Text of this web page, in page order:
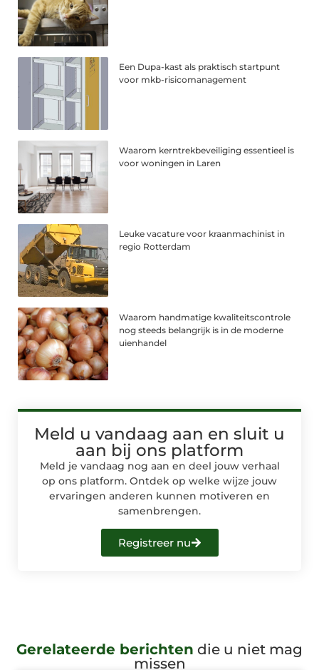
Een Dupa-kast als praktisch startpunt
voor mkb-risicomanagement
Waarom kerntrekbeveiliging essentieel is
voor woningen in Laren
Leuke vacature voor kraanmachinist in
regio Rotterdam
Waarom handmatige kwaliteitscontrole
nog steeds belangrijk is in de moderne
uienhandel
Meld u vandaag aan en sluit u
aan bij ons platform
Meld je vandaag nog aan en deel jouw verhaal
op ons platform. Ontdek op welke wijze jouw
ervaringen anderen kunnen motiveren en
samenbrengen.
Registreer nu
Gerelateerde berichten die u niet mag
missen